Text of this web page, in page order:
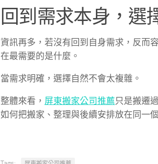
回到需求本身，選
資訊再多，若沒有回到自身需求，反而
在最需要的是什麼。
當需求明確，選擇自然不會太複雜。
整體來看， 屏東搬家公司推薦只是搬遷
如何把搬家、整理與後續安排放在同一